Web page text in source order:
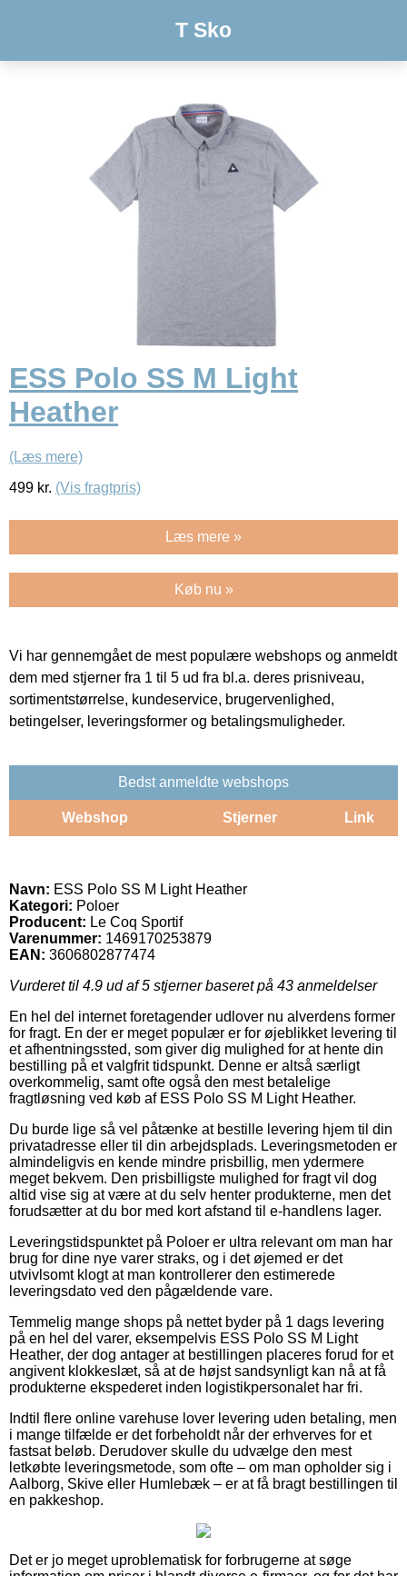
T Sko
ESS Polo SS M Light
Heather
(Læs mere)
499 kr. (Vis fragtpris)
Læs mere »
Køb nu »
Vi har gennemgået de mest populære webshops og anmeldt
dem med stjerner fra 1 til 5 ud fra bl.a. deres prisniveau,
sortimentstørrelse, kundeservice, brugervenlighed,
betingelser, leveringsformer og betalingsmuligheder.
Bedst anmeldte webshops
Webshop Stjerner Link
Navn: ESS Polo SS M Light Heather
Kategori: Poloer
Producent: Le Coq Sportif
Varenummer: 1469170253879
EAN: 3606802877474
Vurderet til 4.9 ud af 5 stjerner baseret på 43 anmeldelser
En hel del internet foretagender udlover nu alverdens former
for fragt. En der er meget populær er for øjeblikket levering til
et afhentningssted, som giver dig mulighed for at hente din
bestilling på et valgfrit tidspunkt. Denne er altså særligt
overkommelig, samt ofte også den mest betalelige
fragtløsning ved køb af ESS Polo SS M Light Heather.
Du burde lige så vel påtænke at bestille levering hjem til din
privatadresse eller til din arbejdsplads. Leveringsmetoden er
almindeligvis en kende mindre prisbillig, men ydermere
meget bekvem. Den prisbilligste mulighed for fragt vil dog
altid vise sig at være at du selv henter produkterne, men det
forudsætter at du bor med kort afstand til e-handlens lager.
Leveringstidspunktet på Poloer er ultra relevant om man har
brug for dine nye varer straks, og i det øjemed er det
utvivlsomt klogt at man kontrollerer den estimerede
leveringsdato ved den pågældende vare.
Temmelig mange shops på nettet byder på 1 dags levering
på en hel del varer, eksempelvis ESS Polo SS M Light
Heather, der dog antager at bestillingen placeres forud for et
angivent klokkeslæt, så at de højst sandsynligt kan nå at få
produkterne ekspederet inden logistikpersonalet har fri.
Indtil flere online varehuse lover levering uden betaling, men
i mange tilfælde er det forbeholdt når der erhverves for et
fastsat beløb. Derudover skulle du udvælge den mest
letkøbte leveringsmetode, som ofte – om man opholder sig i
Aalborg, Skive eller Humlebæk – er at få bragt bestillingen til
en pakkeshop.
Det er jo meget uproblematisk for forbrugerne at søge